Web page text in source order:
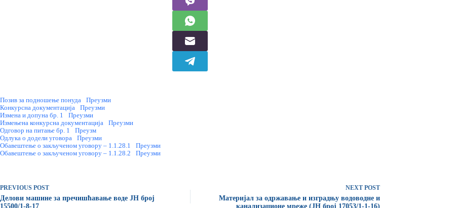
Позив за подношење понуда
Преузми
Конкурсна документација
Преузми
Измена и допуна бр. 1
Преузми
Измењена конкурсна документација
Преузми
Одговор на питање бр. 1
Преузм
Oдлука о додели уговора
Преузми
Обавештење о закљученом уговору – 1.1.28.1
Преузми
Обавештење о закљученом уговору – 1.1.28.2
Преузми
PREVIOUS POST
Делови машине за пречишћавање воде ЈН број
15500/1-8-17
NEXT POST
Mатеријал за одржавање и изградњу водоводне и
канализационе мреже (ЈН број 17053/1-1-16)